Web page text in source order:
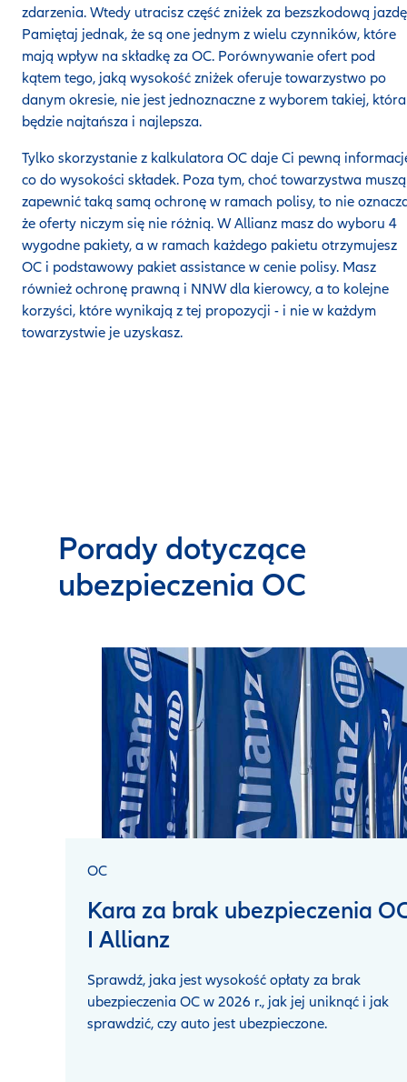
zdarzenia. Wtedy utracisz część zniżek za bezszkodową
Pamiętaj jednak, że są one jednym z wielu czynników, które
mają wpływ na składkę za OC. Porównywanie ofert pod
kątem tego, jaką wysokość zniżek oferuje towarzystwo po
danym okresie, nie jest jednoznaczne z wyborem takiej, która
będzie najtańsza i najlepsza.
Tylko skorzystanie z kalkulatora OC daje Ci pewną
co do wysokości składek. Poza tym, choć towarzystwa muszą
zapewnić taką samą ochronę w ramach polisy, to nie
że oferty niczym się nie różnią. W Allianz masz do wyboru 4
wygodne pakiety, a w ramach każdego pakietu otrzymujesz
OC i podstawowy pakiet assistance w cenie polisy. Masz
również ochronę prawną i NNW dla kierowcy, a to kolejne
korzyści, które wynikają z tej propozycji - i nie w każdym
towarzystwie je uzyskasz.
Porady dotyczące
ubezpieczenia OC
OC
Kara za brak ubezpieczenia
I Allianz
Sprawdź, jaka jest wysokość opłaty za brak
ubezpieczenia OC w 2026 r., jak jej uniknąć i jak
sprawdzić, czy auto jest ubezpieczone.